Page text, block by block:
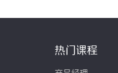
热门课程